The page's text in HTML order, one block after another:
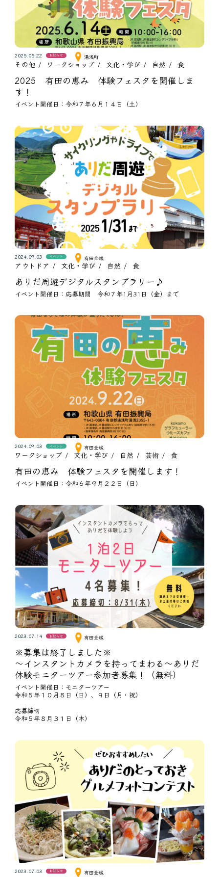
2025.05.22 お知らせ 湯浅町
その他 ワークショップ 文化・学び 自然 食
2025 有田の恵み 体験フェスタを開催しま
す！
イベント開催日：令和７年６月１４日（土）
2024.09.03 イベント 有田全域
アウトドア 文化・学び 自然 食
ありだ周遊デジタルスタンプラリー♪
イベント開催日：応募期間 令和７年1月31日（金）まで
2024.09.03 イベント 有田全域
ワークショップ 文化・学び 自然 芸術 食
有田の恵み 体験フェスタを開催します！
イベント開催日：令和６年９月２２日（日）
2023.07.14 お知らせ 有田全域
※募集は終了しました※
～インスタントカメラを持ってまわる～ありだ
体験モニターツアー参加者募集！（無料）
イベント開催日：モニターツアー
令和５年１０月８日（日）、９日（月・祝）
応募締切
令和５年８月３１日（木）
2023.07.03 お知らせ 有田全域